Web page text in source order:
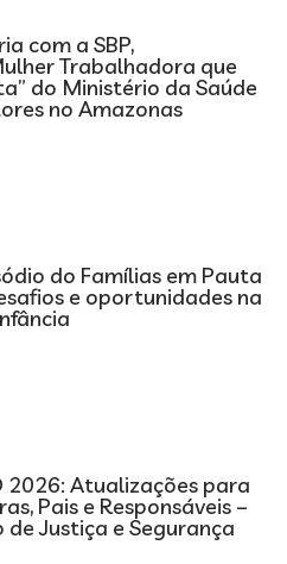
com a SBP,
Trabalhadora que
do Ministério da Saúde
no Amazonas
do Famílias em Pauta
e oportunidades na
2026: Atualizações para
Pais e Responsáveis –
de Justiça e Segurança